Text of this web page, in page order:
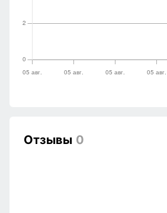
Отзывы 0